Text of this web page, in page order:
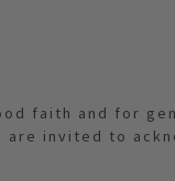
faith and for
invited to